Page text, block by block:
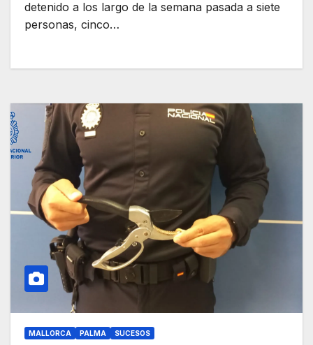
detenido a los largo de la semana pasada a siete
personas, cinco…
MALLORCA PALMA SUCESOS